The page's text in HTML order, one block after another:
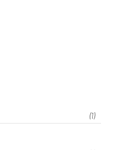
(1)